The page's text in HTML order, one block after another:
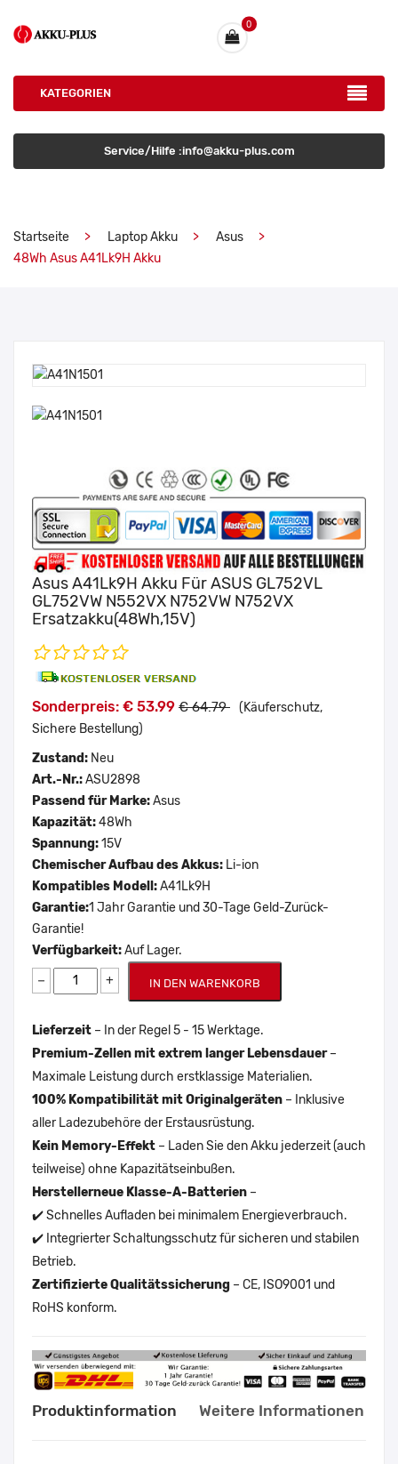
0
KATEGORIEN
Service/Hilfe :info@akku-plus.com
Startseite Laptop Akku
Asus
48Wh Asus A41Lk9H Akku
Asus A41Lk9H Akku Für ASUS GL752VL
GL752VW N552VX N752VW N752VX
Ersatzakku(48Wh,15V)
Sonderpreis: € 53.99 € 64.79 (Käuferschutz,
Sichere Bestellung)
Zustand: Neu
Art.-Nr.:ASU2898
Passend für Marke:Asus
Kapazität:48Wh
Spannung:15V
Chemischer Aufbau des Akkus: Li-ion
Kompatibles Modell:A41Lk9H
Garantie:1 Jahr Garantie und 30-Tage Geld-Zurück-
Garantie!
Verfügbarkeit:Auf Lager.
− + IN DEN WARENKORB
Lieferzeit – In der Regel 5 - 15 Werktage.
Premium-Zellen mit extrem langer Lebensdauer–
Maximale Leistung durch erstklassige Materialien.
100% Kompatibilität mit Originalgeräten – Inklusive
aller Ladezubehöre der Erstausrüstung.
Kein Memory-Effekt – Laden Sie den Akku jederzeit (auch
teilweise) ohne Kapazitätseinbußen.
Herstellerneue Klasse-A-Batterien –
✔️ Schnelles Aufladen bei minimalem Energieverbrauch.
✔️ Integrierter Schaltungsschutz für sicheren und stabilen
Betrieb.
Zertifizierte Qualitätssicherung – CE, ISO9001 und
RoHS konform.
Produktinformation Weitere Informationen